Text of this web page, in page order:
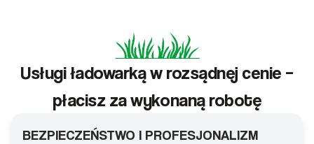
Usługi ładowarką w rozsądnej cenie –
płacisz za wykonaną robotę
BEZPIECZEŃSTWO I PROFESJONALIZM